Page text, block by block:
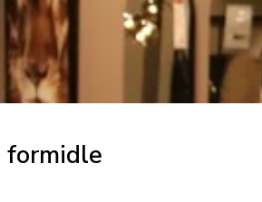
formidle